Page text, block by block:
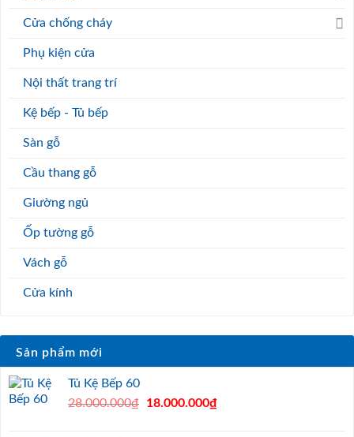
Cửa chống cháy
Phụ kiện cửa
Nội thất trang trí
Kệ bếp - Tủ bếp
Sàn gỗ
Cầu thang gỗ
Giường ngủ
Ốp tường gỗ
Vách gỗ
Cửa kính
Sản phẩm mới
Tủ Kệ Bếp 60
28.000.000₫
Original
18.000.000₫Current